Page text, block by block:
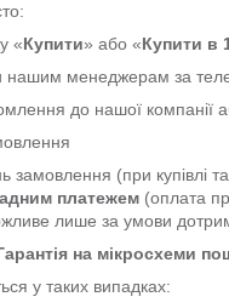
«Купити» або «Купити в
нашим менеджерам за
до нашої компанії
замовлення (при купівлі
платежем (оплата
лише за умови
на мікросхеми
у таких випадках: